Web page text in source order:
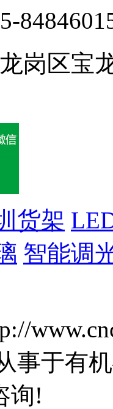
岗区宝
货架
智能调
事于有
询!